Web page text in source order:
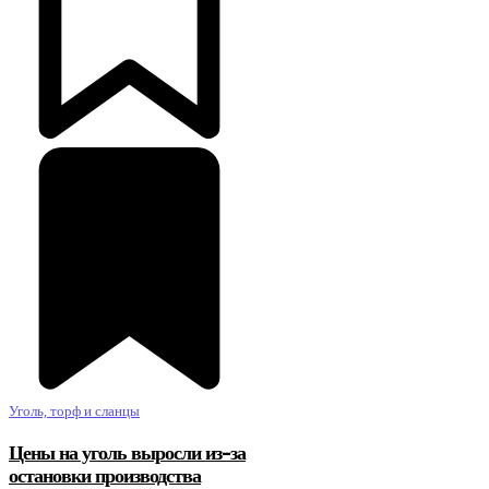
Уголь, торф и сланцы
Цены на уголь выросли из-за
остановки производства